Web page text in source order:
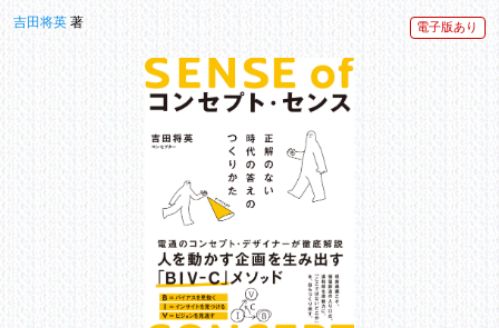
吉田将英 著 電子版あり